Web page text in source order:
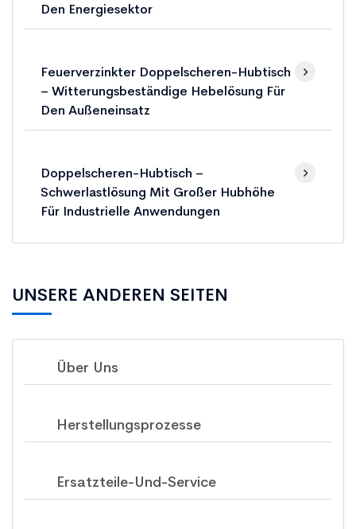
Den Energiesektor
Feuerverzinkter Doppelscheren-Hubtisch
– Witterungsbeständige Hebelösung Für
Den Außeneinsatz
Doppelscheren-Hubtisch –
Schwerlastlösung Mit Großer Hubhöhe
Für Industrielle Anwendungen
UNSERE ANDEREN SEITEN
Über Uns
Herstellungsprozesse
Ersatzteile-Und-Service